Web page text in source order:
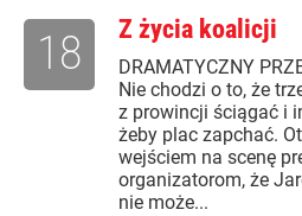
Z życia koalicji
DRAMATYCZNY
Nie chodzi o to, że
z prowincji ściągać i
żeby plac zapchać.
wejściem na scenę
organizatorom, że
nie może...
18